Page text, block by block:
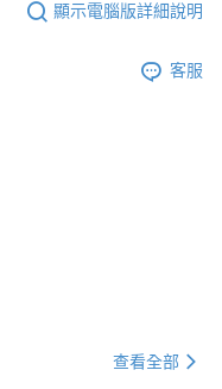
顯示電腦版詳細說明
客服
查看全部